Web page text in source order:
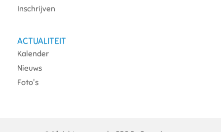
Inschrijven
ACTUALITEIT
Kalender
Nieuws
Foto's